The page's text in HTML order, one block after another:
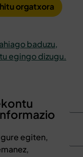
orgatxora
baduzu,
egingo dizugu.
egiten,